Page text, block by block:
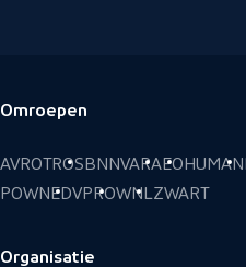
Voettekst
Omroepen
AVROTROS BNNVARAEO HUMAN
POWNEDVPROWNLZWART
Organisatie